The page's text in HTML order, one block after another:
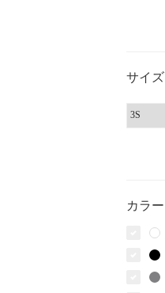
サイズ
カラー